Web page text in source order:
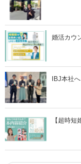
婚活カウ
IBJ本社へ
【超時